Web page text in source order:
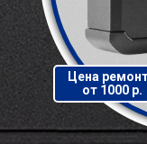
Цена
от 1000 р.